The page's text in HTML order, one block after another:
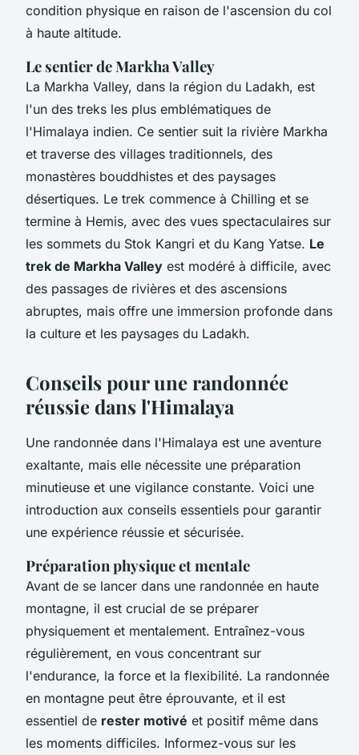
condition physique en raison de l'ascension du col
à haute altitude.
Le sentier de Markha Valley
La Markha Valley, dans la région du Ladakh, est
l'un des treks les plus emblématiques de
l'Himalaya indien. Ce sentier suit la rivière Markha
et traverse des villages traditionnels, des
monastères bouddhistes et des paysages
désertiques. Le trek commence à Chilling et se
termine à Hemis, avec des vues spectaculaires sur
les sommets du Stok Kangri et du Kang Yatse. Le
trek de Markha Valley est modéré à difficile, avec
des passages de rivières et des ascensions
abruptes, mais offre une immersion profonde dans
la culture et les paysages du Ladakh.
Conseils pour une randonnée
réussie dans l'Himalaya
Une randonnée dans l'Himalaya est une aventure
exaltante, mais elle nécessite une préparation
minutieuse et une vigilance constante. Voici une
introduction aux conseils essentiels pour garantir
une expérience réussie et sécurisée.
Préparation physique et mentale
Avant de se lancer dans une randonnée en haute
montagne, il est crucial de se préparer
physiquement et mentalement. Entraînez-vous
régulièrement, en vous concentrant sur
l'endurance, la force et la flexibilité. La randonnée
en montagne peut être éprouvante, et il est
essentiel de rester motivé et positif même dans
les moments difficiles. Informez-vous sur les